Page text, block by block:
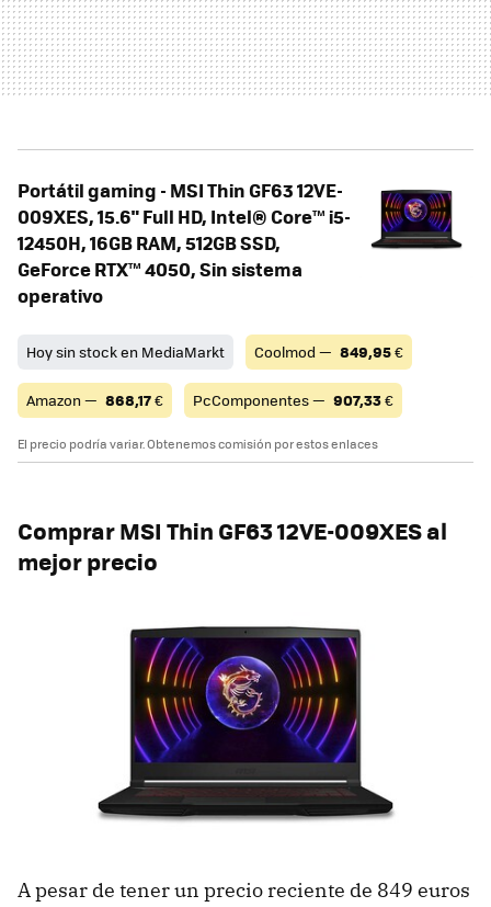
Portátil gaming - MSI Thin GF63 12VE-
009XES, 15.6" Full HD, Intel® Core™ i5-
12450H, 16GB RAM, 512GB SSD,
GeForce RTX™ 4050, Sin sistema
operativo
Hoy sin stock en MediaMarkt Coolmod — 849,95€
Amazon — 868,17€ PcComponentes — 907,33€
El precio podría variar. Obtenemos comisión por estos enlaces
Comprar MSI Thin GF63 12VE-009XES al
mejor precio
A pesar de tener un precio reciente de 849 euros